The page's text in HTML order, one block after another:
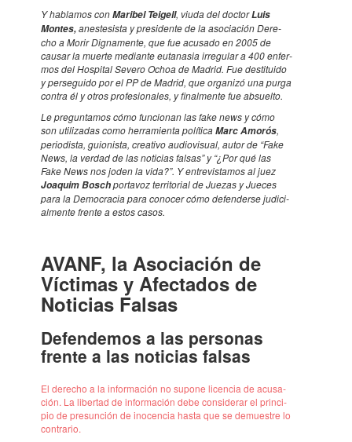
Y habla­mos conMari­bel Teigell, viuda del doctorLuis
Montes,anes­te­sista y presi­dente de la asoci­a­ción Dere­
cho a Morir Digna­mente, que fue acusado en 2005 de
causar la muerte medi­ante euta­na­sia irre­gu­lar a 400 enfer­
mos del Hospi­tal Severo Ochoa de Madrid. Fue desti­tuido
y perse­guido por el PP de Madrid, que orga­nizó una purga
contra él y otros profe­si­o­na­les, y final­mente fue absu­elto.
Le pregun­ta­mos cómo funci­o­nan las fake news y cómo
son utili­za­das como herra­mi­enta polí­ticaMarc Amorós,
peri­o­dista, guio­nista, crea­tivo audi­o­vi­sual, autor de “Fake
News, la verdad de las noti­cias falsas” y “¿Por qué las
Fake News nos joden la vida?”. Y entre­vis­ta­mos al juez
Joaquim Boschporta­voz terri­to­rial de Juezas y Jueces
para la Demo­cra­cia para cono­cer cómo defen­derse judi­ci­
al­mente frente a estos casos.
AVANF, la Asoci­a­ción de
Vícti­mas y Afec­ta­dos de
Noti­cias Falsas
Defen­de­mos a las perso­nas
frente a las noti­cias falsas
El dere­cho a la infor­ma­ción no supone licen­cia de acusa­
ción. La liber­tad de infor­ma­ción debe consi­de­rar el prin­ci­
pio de presun­ción de inocen­cia hasta que se demu­es­tre lo
contra­rio.